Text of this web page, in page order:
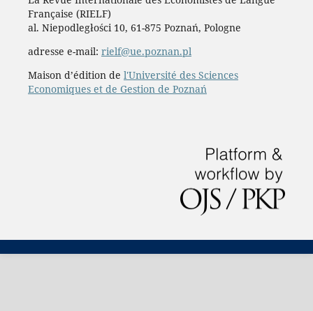
Française (RIELF)
al. Niepodległości 10, 61-875 Poznań, Pologne
adresse e-mail: rielf@ue.poznan.pl
Maison d’édition de l'Université des Sciences
Economiques et de Gestion de Poznań